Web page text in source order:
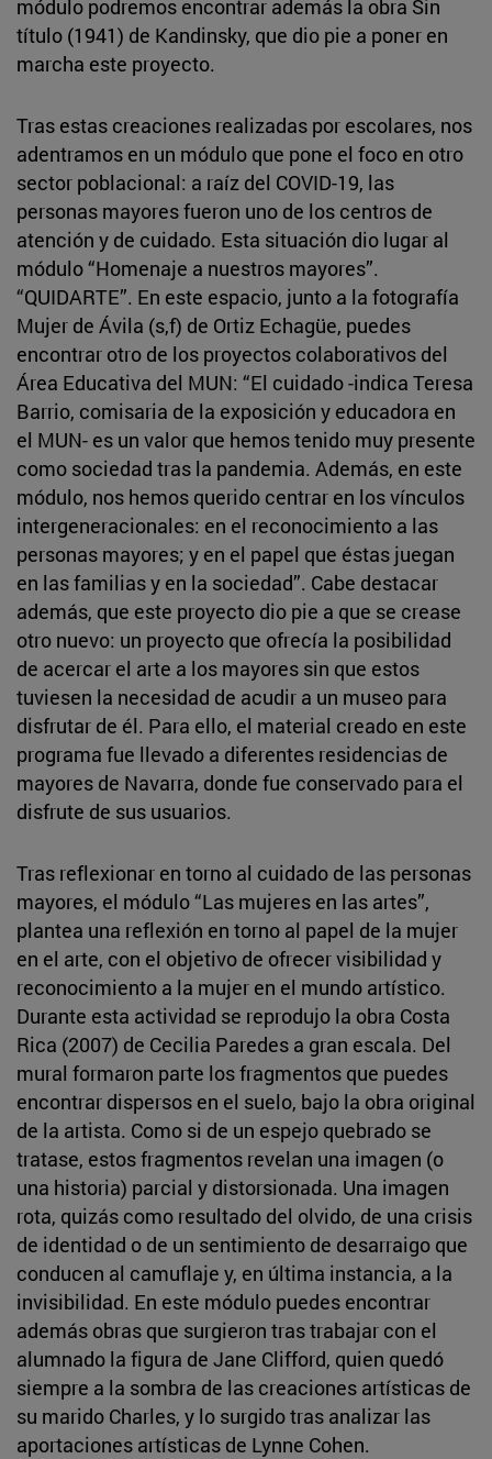
módulo podremos encontrar además la obra Sin
título (1941) de Kandinsky, que dio pie a poner en
marcha este proyecto.
Tras estas creaciones realizadas por escolares, nos
adentramos en un módulo que pone el foco en otro
sector poblacional: a raíz del COVID-19, las
personas mayores fueron uno de los centros de
atención y de cuidado. Esta situación dio lugar al
módulo “Homenaje a nuestros mayores”.
“QUIDARTE”. En este espacio, junto a la fotografía
Mujer de Ávila (s,f) de Ortiz Echagüe, puedes
encontrar otro de los proyectos colaborativos del
Área Educativa del MUN: “El cuidado -indica Teresa
Barrio, comisaria de la exposición y educadora en
el MUN- es un valor que hemos tenido muy presente
como sociedad tras la pandemia. Además, en este
módulo, nos hemos querido centrar en los vínculos
intergeneracionales: en el reconocimiento a las
personas mayores; y en el papel que éstas juegan
en las familias y en la sociedad”. Cabe destacar
además, que este proyecto dio pie a que se crease
otro nuevo: un proyecto que ofrecía la posibilidad
de acercar el arte a los mayores sin que estos
tuviesen la necesidad de acudir a un museo para
disfrutar de él. Para ello, el material creado en este
programa fue llevado a diferentes residencias de
mayores de Navarra, donde fue conservado para el
disfrute de sus usuarios.
Tras reflexionar en torno al cuidado de las personas
mayores, el módulo “Las mujeres en las artes”,
plantea una reflexión en torno al papel de la mujer
en el arte, con el objetivo de ofrecer visibilidad y
reconocimiento a la mujer en el mundo artístico.
Durante esta actividad se reprodujo la obra Costa
Rica (2007) de Cecilia Paredes a gran escala. Del
mural formaron parte los fragmentos que puedes
encontrar dispersos en el suelo, bajo la obra original
de la artista. Como si de un espejo quebrado se
tratase, estos fragmentos revelan una imagen (o
una historia) parcial y distorsionada. Una imagen
rota, quizás como resultado del olvido, de una crisis
de identidad o de un sentimiento de desarraigo que
conducen al camuflaje y, en última instancia, a la
invisibilidad. En este módulo puedes encontrar
además obras que surgieron tras trabajar con el
alumnado la figura de Jane Clifford, quien quedó
siempre a la sombra de las creaciones artísticas de
su marido Charles, y lo surgido tras analizar las
aportaciones artísticas de Lynne Cohen.